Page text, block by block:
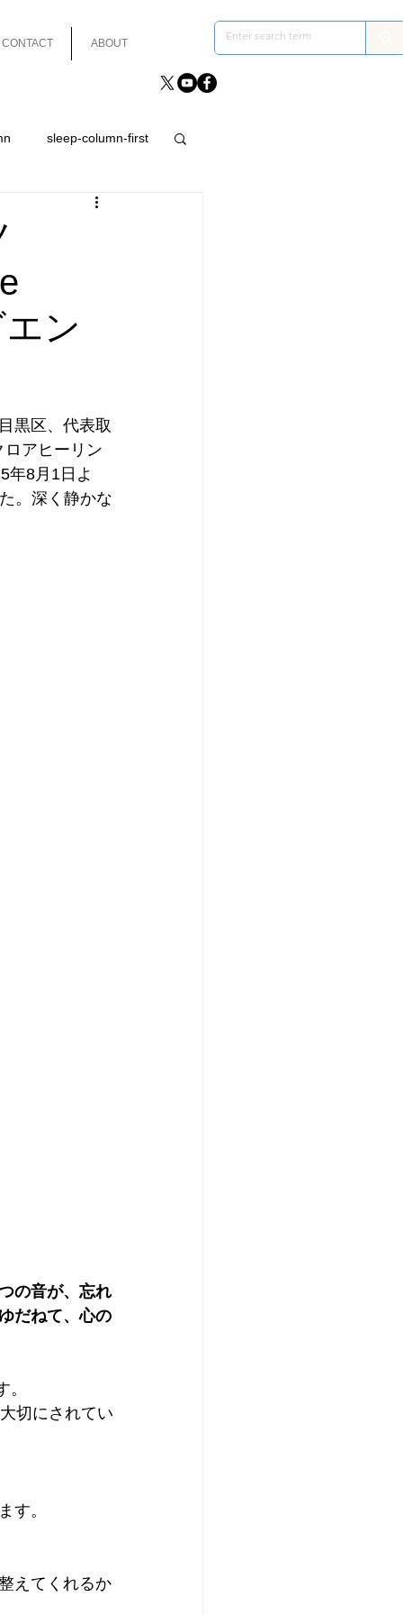
CONTACT ABOUT
sleep-column-first
ン
黒区、代表取
アヒーリン
年8月1日よ
。深く静かな
の音が、忘れ
だねて、心の
切にされてい
す。
えてくれるか